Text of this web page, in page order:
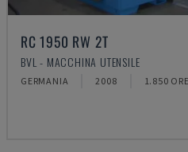
RC 1950 RW 2T
BVL - MACCHINA UTENSILE
GERMANIA 2008 1.850 ORE